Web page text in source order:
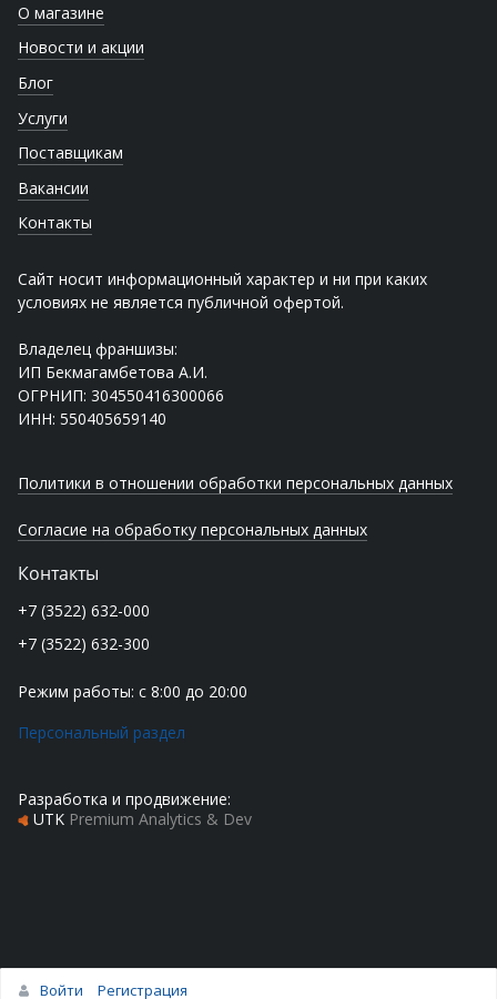
О магазине
Новости и акции
Блог
Услуги
Поставщикам
Вакансии
Контакты
Сайт носит информационный характер и ни при каких
условиях не является публичной офертой.
Владелец франшизы:
ИП Бекмагамбетова А.И.
ОГРНИП: 304550416300066
ИНН: 550405659140
Политики в отношении обработки персональных данных
Согласие на обработку персональных данных
Контакты
+7 (3522) 632-000
+7 (3522) 632-300
Режим работы: с 8:00 до 20:00
Персональный раздел
Разработка и продвижение:
UTK Premium Analytics & Dev
Войти Регистрация